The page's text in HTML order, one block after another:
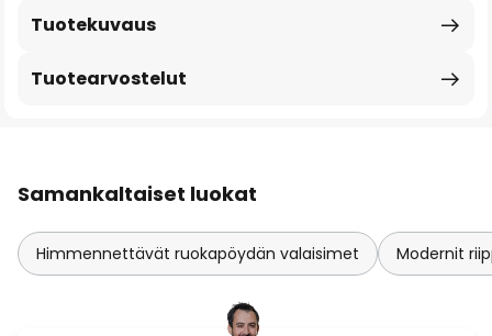
Tuotekuvaus
Tuotearvostelut
Samankaltaiset luokat
Himmennettävät ruokapöydän valaisimet Modernit